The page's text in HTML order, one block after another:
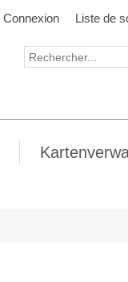
Connexion Liste de